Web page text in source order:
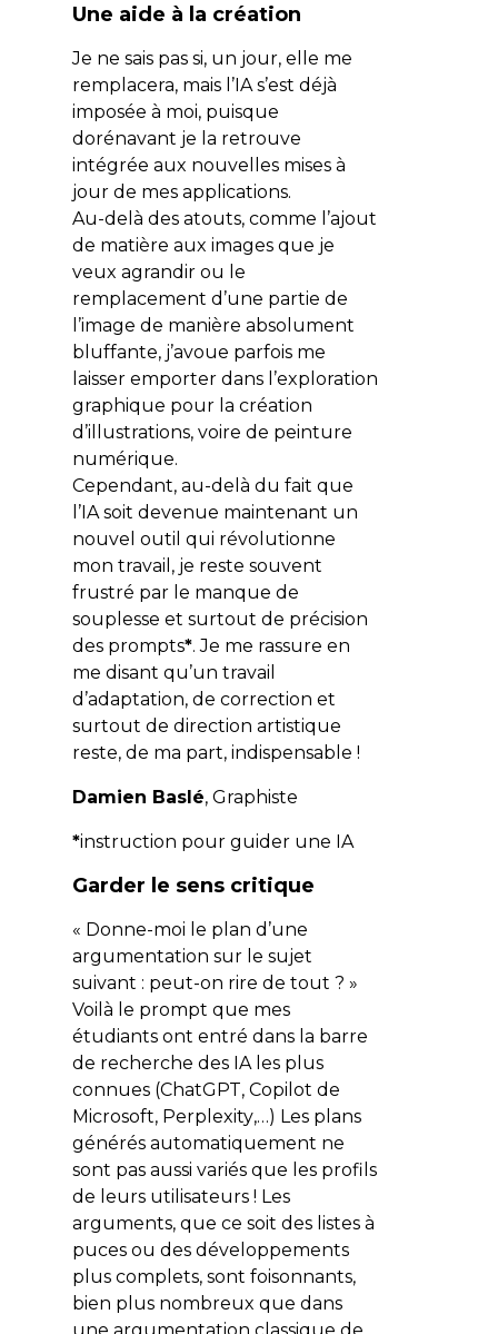
Une aide à la création
Je ne sais pas si, un jour, elle me
remplacera, mais l’IA s’est déjà
imposée à moi, puisque
dorénavant je la retrouve
intégrée aux nouvelles mises à
jour de mes applications.
Au-delà des atouts, comme l’ajout
de matière aux images que je
veux agrandir ou le
remplacement d’une partie de
l’image de manière absolument
bluffante, j’avoue parfois me
laisser emporter dans l’exploration
graphique pour la création
d’illustrations, voire de peinture
numérique.
Cependant, au-delà du fait que
l’IA soit devenue maintenant un
nouvel outil qui révolutionne
mon travail, je reste souvent
frustré par le manque de
souplesse et surtout de précision
des prompts*. Je me rassure en
me disant qu’un travail
d’adaptation, de correction et
surtout de direction artistique
reste, de ma part, indispensable !
Damien Baslé, Graphiste
*instruction pour guider une IA
Garder le sens critique
« Donne-moi le plan d’une
argumentation sur le sujet
suivant : peut-on rire de tout ? »
Voilà le prompt que mes
étudiants ont entré dans la barre
de recherche des IA les plus
connues (ChatGPT, Copilot de
Microsoft, Perplexity,…) Les plans
générés automatiquement ne
sont pas aussi variés que les profils
de leurs utilisateurs ! Les
arguments, que ce soit des listes à
puces ou des développements
plus complets, sont foisonnants,
bien plus nombreux que dans